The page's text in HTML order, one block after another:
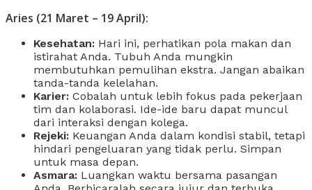
Aries (21 Maret – 19 April):
Kesehatan: Hari ini, perhatikan pola makan dan
istirahat Anda. Tubuh Anda mungkin
membutuhkan pemulihan ekstra. Jangan abaikan
tanda-tanda kelelahan.
Karier: Cobalah untuk lebih fokus pada pekerjaan
tim dan kolaborasi. Ide-ide baru dapat muncul
dari interaksi dengan kolega.
Rejeki: Keuangan Anda dalam kondisi stabil, tetapi
hindari pengeluaran yang tidak perlu. Simpan
untuk masa depan.
Asmara: Luangkan waktu bersama pasangan